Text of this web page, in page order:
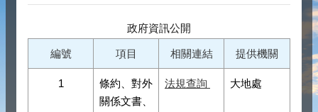
編號 項目 相關連結 提供機關
政府資訊公開
1
條約、對外
關係文書、
法規查詢 大地處